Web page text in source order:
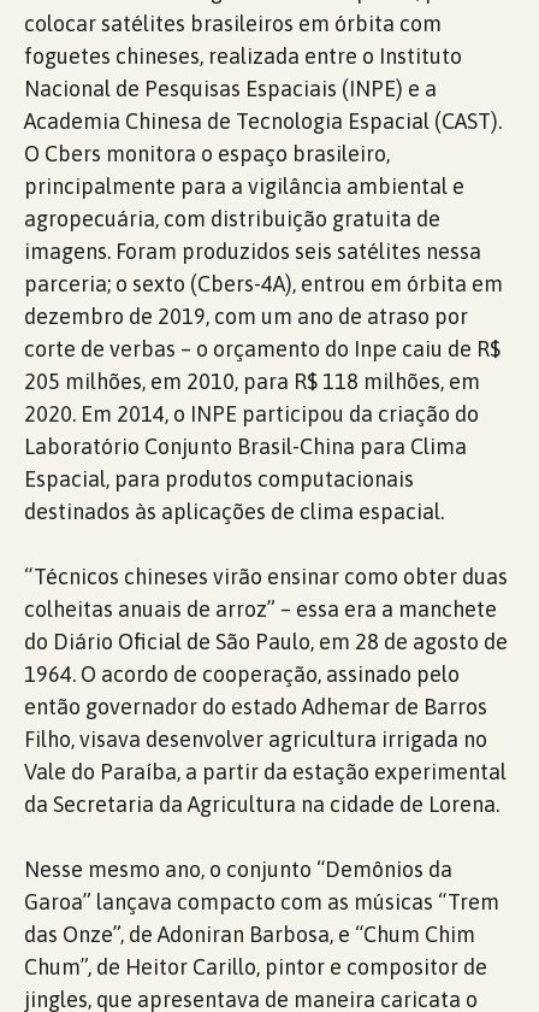
colocar satélites brasileiros em órbita com
foguetes chineses, realizada entre o Instituto
Nacional de Pesquisas Espaciais (INPE) e a
Academia Chinesa de Tecnologia Espacial (CAST).
O Cbers monitora o espaço brasileiro,
principalmente para a vigilância ambiental e
agropecuária, com distribuição gratuita de
imagens. Foram produzidos seis satélites nessa
parceria; o sexto (Cbers-4A), entrou em órbita em
dezembro de 2019, com um ano de atraso por
corte de verbas – o orçamento do Inpe caiu de R$
205 milhões, em 2010, para R$ 118 milhões, em
2020. Em 2014, o INPE participou da criação do
Laboratório Conjunto Brasil-China para Clima
Espacial, para produtos computacionais
destinados às aplicações de clima espacial.
“Técnicos chineses virão ensinar como obter duas
colheitas anuais de arroz” – essa era a manchete
do Diário Oficial de São Paulo, em 28 de agosto de
1964. O acordo de cooperação, assinado pelo
então governador do estado Adhemar de Barros
Filho, visava desenvolver agricultura irrigada no
Vale do Paraíba, a partir da estação experimental
da Secretaria da Agricultura na cidade de Lorena.
Nesse mesmo ano, o conjunto “Demônios da
Garoa” lançava compacto com as músicas “Trem
das Onze”, de Adoniran Barbosa, e “Chum Chim
Chum”, de Heitor Carillo, pintor e compositor de
jingles, que apresentava de maneira caricata o